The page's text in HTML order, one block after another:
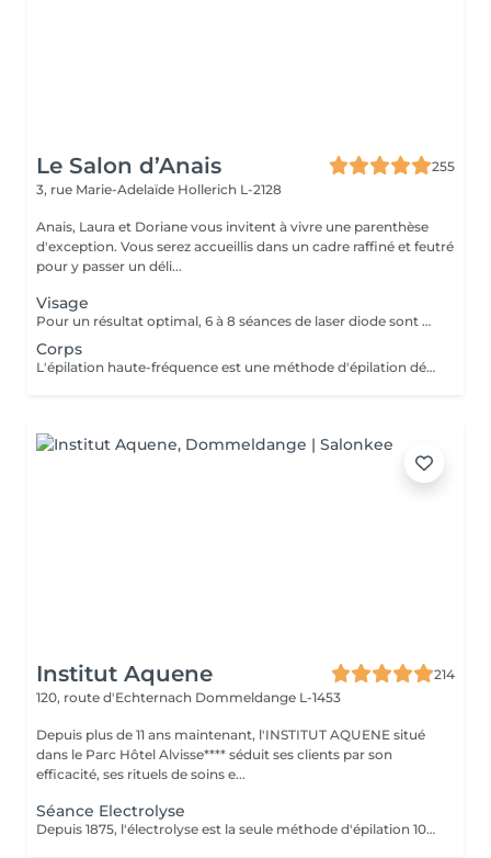
Le Salon d’Anais
255
3, rue Marie-Adelaïde Hollerich L-2128
Anais, Laura et Doriane vous invitent à vivre une parenthèse
d'exception. Vous serez accueillis dans un cadre raffiné et feutré
pour y passer un déli...
Visage
Pour un résultat optimal, 6 à 8 séances de laser diode sont généralement recommandées. En cas de pilosité plus dense, quelques séances supplémentaires peuvent être nécessaires. Recommandations avant chaque séance : - Raser la zone concernée 24h à 48h avant le rendez-vous - Ne pas utiliser de cire, d'épilateur électrique ou de pince à épiler durant les 6 semaines précédant le début du traitement (le rasoir ou les ciseaux restent autorisés) En fin de traitement, 5 à 10 % des poils peuvent subsister. Ceux-ci seront éliminés lors des séances d'entretien, à raison de 1 à 2 fois par an. Le laser traite tous les types de peau, de la plus claire à la plus foncée, ainsi que la majorité des types de poils, à l'exception des poils blancs, qui ne contiennent pas de mélanine.
Corps
L'épilation haute-fréquence est une méthode d'épilation définitive au poil par poil. Plus clairement, l'épilation haute fréquence est une évolution de l'épilation électrique aussi appelée électrolyse. Vous l'aurez compris, il s'agit d'une alternative efficace pour tous les types de poils. Notamment les poils blonds, blancs et roux qui ne sont donc pas éligibles à l'épilation laser. Les zones les plus traitées sont les zones du visage. 3€ la minute
Institut Aquene
214
120, route d'Echternach Dommeldange L-1453
Depuis plus de 11 ans maintenant, l'INSTITUT AQUENE situé
dans le Parc Hôtel Alvisse**** séduit ses clients par son
efficacité, ses rituels de soins e...
Séance Electrolyse
Depuis 1875, l'électrolyse est la seule méthode d'épilation 100% définitive reconnue par les agences de réglementation gouvernementales. Toutes les couleurs de peau et de poil ainsi que toutes les régions peuvent être traitées efficacement et sans aucun compromis. Apilus offre une technologie avancée qui a fait ses preuves en épilation. Déjà utilisés par des milliers de centres à travers le monde entier, les appareils d'électrolyse Apilus offrent des traitements plus efficaces, plus confortables, et des résultats complètement définitifs beaucoup plus rapidement que tout autre système d'épilation. N'hésitez pas à nous contacter pour de plus amples informations.